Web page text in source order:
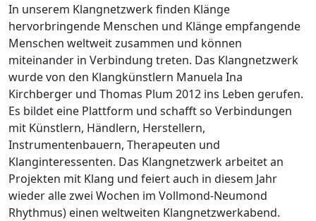
In unserem Klangnetzwerk finden Klänge
hervorbringende Menschen und Klänge empfangende
Menschen weltweit zusammen und können
miteinander in Verbindung treten. Das Klangnetzwerk
wurde von den Klangkünstlern Manuela Ina
Kirchberger und Thomas Plum 2012 ins Leben gerufen.
Es bildet eine Plattform und schafft so Verbindungen
mit Künstlern, Händlern, Herstellern,
Instrumentenbauern, Therapeuten und
Klanginteressenten. Das Klangnetzwerk arbeitet an
Projekten mit Klang und feiert auch in diesem Jahr
wieder alle zwei Wochen im Vollmond-Neumond
Rhythmus) einen weltweiten Klangnetzwerkabend.